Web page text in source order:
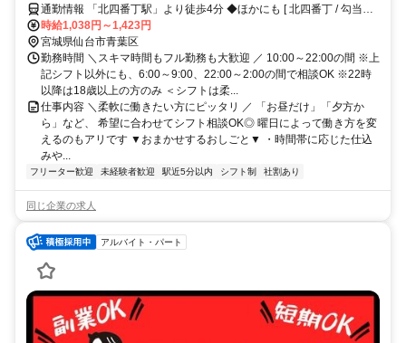
待遇も充実
通勤情報 「北四番丁駅」より徒歩4分 ◆ほかにも [ 北四番丁 / 勾当台
公園 / 東北大学病院 / 北三番丁公園 ] からも徒歩で3～13分程度!!※自
転車 / 車 / バイク通勤OK
時給1,038円～1,423円
宮城県仙台市青葉区
勤務時間 ＼スキマ時間もフル勤務も大歓迎 ／ 10:00～22:00の間 ※上
記シフト以外にも、6:00～9:00、22:00～2:00の間で相談OK ※22時
以降は18歳以上の方のみ ＜シフトは柔...
仕事内容 ＼柔軟に働きたい方にピッタリ ／ 「お昼だけ」「夕方か
ら」など、 希望に合わせてシフト相談OK◎ 曜日によって働き方を変
えるのもアリです ▼おまかせするおしごと▼ ・時間帯に応じた仕込
みや...
フリーター歓迎 未経験者歓迎 駅近5分以内 シフト制 社割あり
同じ企業の求人
アルバイト・パート